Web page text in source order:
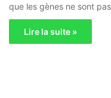
que les gènes ne sont
Lire la suite »